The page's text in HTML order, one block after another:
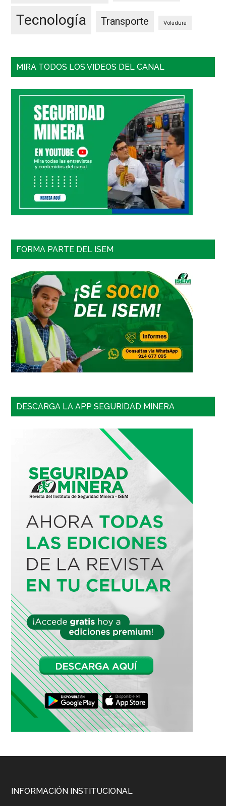
Tecnología Transporte Voladura
MIRA TODOS LOS VIDEOS DEL CANAL
FORMA PARTE DEL ISEM
DESCARGA LA APP SEGURIDAD MINERA
Footer
INFORMACIÓN INSTITUCIONAL